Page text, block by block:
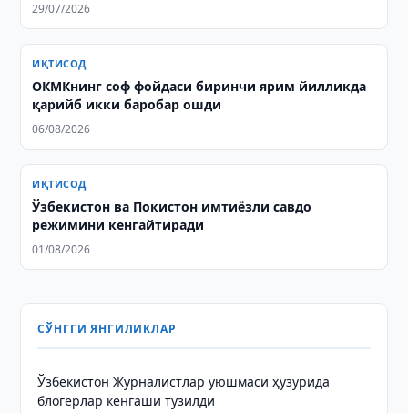
29/07/2026
ИҚТИСОД
OКМКнинг соф фойдаси биринчи ярим йилликда
қарийб икки баробар ошди
06/08/2026
ИҚТИСОД
Ўзбекистон ва Покистон имтиёзли савдо
режимини кенгайтиради
01/08/2026
СЎНГГИ ЯНГИЛИКЛАР
Ўзбекистон Журналистлар уюшмаси ҳузурида
блогерлар кенгаши тузилди